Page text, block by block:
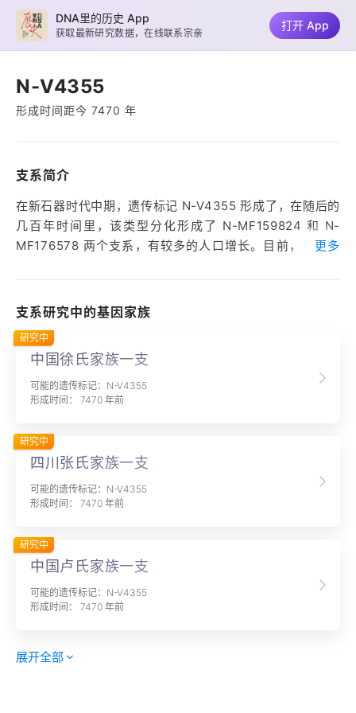
N-V4355
形成时间距今 7470 年
支系简介
在新石器时代中期，遗传标记 N-V4355 形成了，在随后的
几百年时间里，该类型分化形成了 N-MF159824 和 N-
MF176578 两个支系，有较多的人口增长。目前，该类型
该类型下游 N-MF159824 支系分化形成了辽宁吉林满族姚
更多
支系研究中的基因家族
中国徐氏家族一支
可能的遗传标记：N-V4355
形成时间： 7470 年前
研究中
四川张氏家族一支
可能的遗传标记：N-V4355
形成时间： 7470 年前
研究中
中国卢氏家族一支
可能的遗传标记：N-V4355
形成时间： 7470 年前
研究中
展开全部
DNA里的历史 App
获取最新研究数据，在线联系宗亲
打开 App